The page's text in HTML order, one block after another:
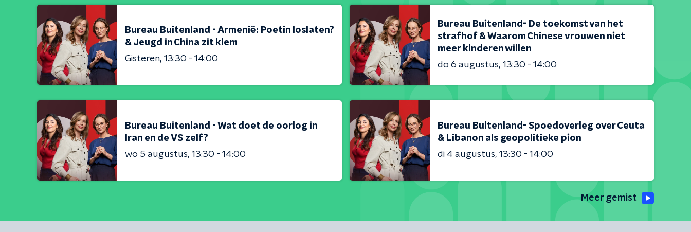
Bureau Buitenland - Armenië: Poetin loslaten?
& Jeugd in China zit klem
Gisteren 13:30 - 14:00
Bureau Buitenland- De toekomst van het
strafhof & Waarom Chinese vrouwen niet
meer kinderen willen
do 6 augustus 13:30 - 14:00
Bureau Buitenland - Wat doet de oorlog in
Iran en de VS zelf?
wo 5 augustus 13:30 - 14:00
Bureau Buitenland- Spoedoverleg over Ceuta
& Libanon als geopolitieke pion
di 4 augustus 13:30 - 14:00
Meer gemist